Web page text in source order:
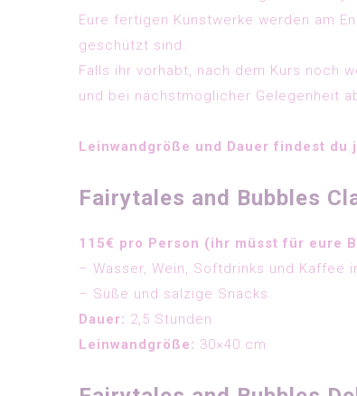
Eure fertigen Kunstwerke werden am
geschützt sind.
Falls ihr vorhabt, nach dem Kurs noch
und bei nächstmöglicher Gelegenheit
Leinwandgröße und Dauer findest
Fairytales and Bubbles
115€ pro Person (ihr müsst für eure
– Wasser, Wein, Softdrinks und Kaffee
– Süße und salzige Snacks
Dauer: 2,5 Stunden
Leinwandgröße: 30×40 cm